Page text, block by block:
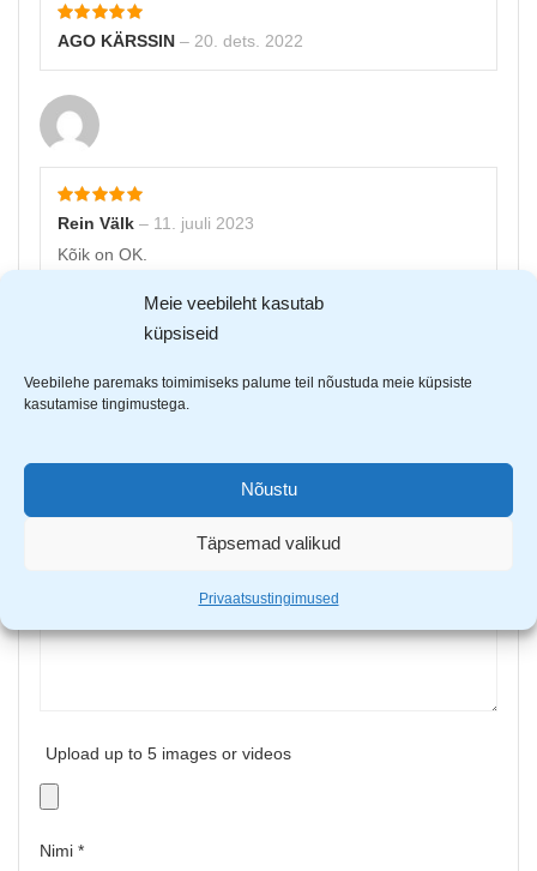
Meie veebileht kasutab
küpsiseid
Veebilehe paremaks toimimiseks palume teil nõustuda meie küpsiste
kasutamise tingimustega.
Nõustu
Täpsemad valikud
Privaatsustingimused
AGO KÄRSSIN – 20. dets. 2022
Rein Välk – 11. juuli 2023
Kõik on OK.
Lisa arvustus
tähistatud*-ga
Upload up to 5 images or videos
Nimi *